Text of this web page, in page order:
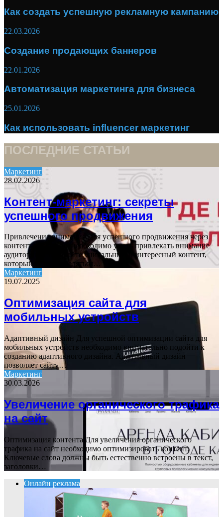
Как создать успешную рекламную кампанию
22.03.2026
Создание продающих баннеров
22.01.2026
Автоматизация маркетинга для бизнеса
25.01.2026
Как использовать influencer маркетинг
ПОСЛЕДНИЕ СТАТЬИ
Маркетинг
28.02.2026
Контент-маркетинг: секреты
успешного продвижения
Привлечение внимания Для успешного продвижения через
контент-маркетинг необходимо уметь привлекать внимание
аудитории. Создавайте уникальный и интересный контент,
который будет выделяться…
Маркетинг
19.07.2025
Оптимизация сайта для
мобильных устройств
Адаптивный дизайн Для успешной оптимизации сайта для
мобильных устройств необходимо внимательно подойти к
созданию адаптивного дизайна. Адаптивный дизайн
позволяет сайту…
Маркетинг
30.03.2026
Увеличение органического трафика
на сайт
Оптимизация контента Для увеличения органического
трафика на сайт необходимо оптимизировать контент.
Ключевые слова должны быть естественно встроены в текст,
заголовки…
Онлайн реклама